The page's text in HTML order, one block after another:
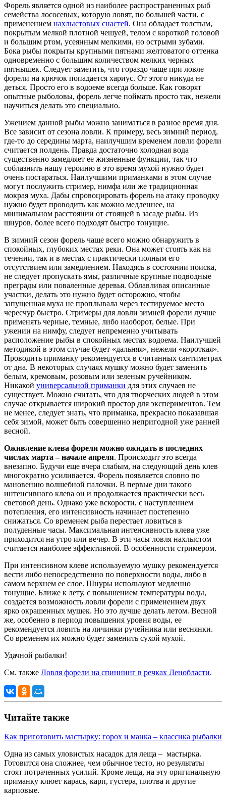
Форель является одной из наиболее распространенных рыб
семейства лососевых, которую ловят, по большей части, с
применением нахлыстовых снастей. Она обладает толстым,
покрытым мелкой плотной чешуей, телом с короткой головой
и большим ртом, усеянным мелкими, но острыми зубами.
Бока рыбы покрыты крупными пятнами желтоватого оттенка
одновременно с большим количеством мелких черных
пятнышек. Следует заметить, что гораздо чаще при ловле
форели на крючок попадается хариус. От этого никуда не
деться. Просто его в водоеме всегда больше. Как говорят
опытные рыболовы, форель легче поймать просто так, нежели
научиться делать это специально.
Ужением данной рыбы можно заниматься в разное время дня.
Все зависит от сезона ловли. К примеру, весь зимний период,
где-то до середины марта, наилучшим временем ловли форели
считается полдень. Правда достаточно холодная вода
существенно замедляет ее жизненные функции, так что
соблазнить нашу героиню в это время мухой нужно будет
очень постараться. Наилучшими приманками в этом случае
могут послужить стример, нимфа или же традиционная
мокрая муха. Дабы спровоцировать форель на атаку проводку
нужно будет проводить как можно медленнее, на
минимальном расстоянии от стоящей в засаде рыбы. Из
шнуров, более всего подходят быстро тонущие.
В зимний сезон форель чаще всего можно обнаружить в
спокойных, глубоких местах реки. Она может стоять как на
течении, так и в местах с практически полным его
отсутствием или замедлением. Находясь в состоянии поиска,
не следует пропускать ямы, различные крупные подводные
преграды или поваленные деревья. Облавливая описанные
участки, делать это нужно будет осторожно, чтобы
запущенная муха не проплывала через тестируемое место
чересчур быстро. Стримеры для ловли зимней форели лучше
применять черные, темные, либо наоборот, белые. При
ужении на нимфу, следует непременно учитывать
расположение рыбы в спокойных местах водоема. Наилучшей
методикой в этом случае будет «дальняя», нежели «короткая».
Проводить приманку рекомендуется в считанных сантиметрах
от дна. В некоторых случаях мушку можно будет заменить
белым, кремовым, розовым или зеленым ручейником.
Никакой универсальной приманки для этих случаев не
существует. Можно считать, что для творческих людей в этом
случае открывается широкий простор для экспериментов. Тем
не менее, следует знать, что приманка, прекрасно показавшая
себя зимой, может быть совершенно непригодной уже ранней
весной.
Оживление клева форели можно ожидать в последних
числах марта – начале апреля. Происходит это всегда
внезапно. Будучи еще вчера слабым, на следующий день клев
многократно усиливается. Форель появляется словно по
мановению волшебной палочки. В первые дни такого
интенсивного клева он и продолжается практически весь
световой день. Однако уже вскорости, с наступлением
потепления, его интенсивность начинает постепенно
снижаться. Со временем рыба перестает ловиться в
полуденные часы. Максимальная интенсивность клева уже
приходится на утро или вечер. В эти часы ловля нахлыстом
считается наиболее эффективной. В особенности стримером.
При интенсивном клеве используемую мушку рекомендуется
вести либо непосредственно по поверхности воды, либо в
самом верхнем ее слое. Шнуры используют медленно
тонущие. Ближе к лету, с повышением температуры воды,
создается возможность ловли форели с применением двух
ярко окрашенных мушек. Но это лучше делать летом. Весной
же, особенно в период повышения уровня воды, ее
рекомендуется ловить на личинки ручейника или веснянки.
Со временем их можно будет заменить сухой мухой.
Удачной рыбалки!
См. также Ловля форели на спиннинг в речках Ленобласти.
Читайте также
Как приготовить мастырку: горох и манка – классика рыбалки
Одна из самых уловистых насадок для леща – мастырка.
Готовится она сложнее, чем обычное тесто, но результаты
стоят потраченных усилий. Кроме леща, на эту оригинальную
приманку клюет карась, карп, густера, плотва и другие
карповые.